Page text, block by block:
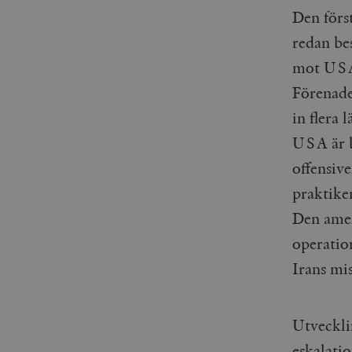
Den
redan
mot
in flera
USA är
Den
Irans
VISITOR_INFO1_LIVE